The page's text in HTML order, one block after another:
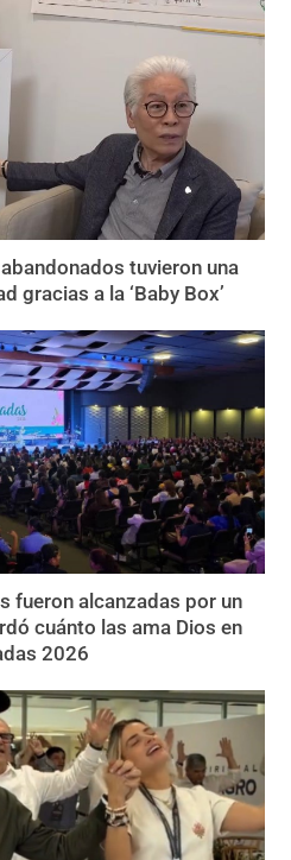
tuvieron una
gracias a la ‘Baby Box’
fueron alcanzadas por un
cuánto las ama Dios en
2026